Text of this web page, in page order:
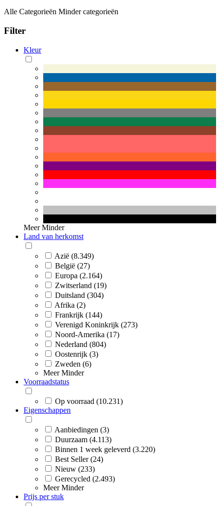
Alle Categorieën Minder categorieën
Filter
Kleur
Meer Minder
Land van herkomst
Azië (8.349)
België (27)
Europa (2.164)
Zwitserland (19)
Duitsland (304)
Afrika (2)
Frankrijk (144)
Verenigd Koninkrijk (273)
Noord-Amerika (17)
Nederland (804)
Oostenrijk (3)
Zweden (6)
Meer Minder
Voorraadstatus
Op voorraad (10.231)
Eigenschappen
Aanbiedingen (3)
Duurzaam (4.113)
Binnen 1 week geleverd (3.220)
Best Seller (24)
Nieuw (233)
Gerecycled (2.493)
Meer Minder
Prijs per stuk